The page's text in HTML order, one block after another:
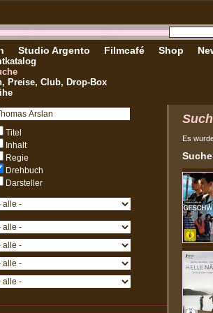
Preise, Club, Drop-Box
Studio Argento Filmcafé Shop
Titel
Inhalt
Regie
Drehbuch
Darsteller
Es